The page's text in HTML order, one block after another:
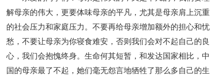
解母亲的伟大，更要体味母亲的平凡，尤其是母亲肩上沉重
的社会压力和家庭压力。不要再给母亲增加额外的担心和忧
愁，不要让母亲为你寝食难安，否则我们会对不起自己的良
心，我们会抱愧终身。生命何其短暂，和发达国家相比，中
国的母亲最了不起，她们毫无怨言地牺牲了那么多自己的生